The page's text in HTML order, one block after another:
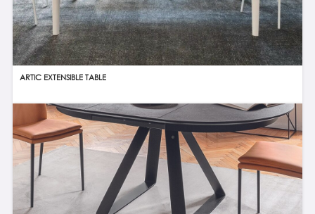
ARTIC EXTENSIBLE TABLE